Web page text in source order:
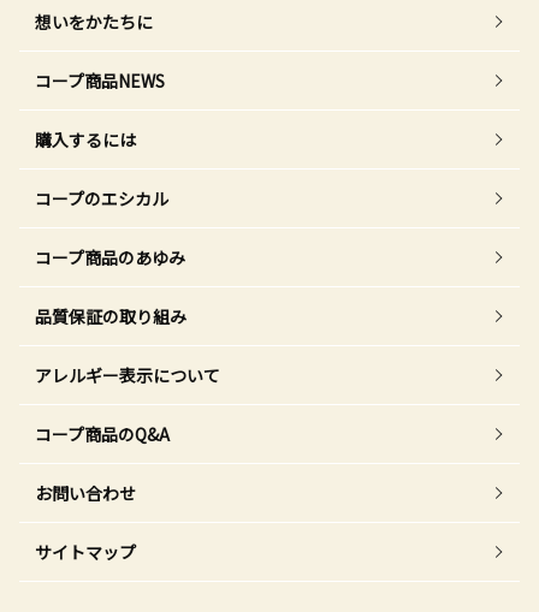
想いをかたちに
コープ商品NEWS
購入するには
コープのエシカル
コープ商品のあゆみ
品質保証の取り組み
アレルギー表示について
コープ商品のQ&A
お問い合わせ
サイトマップ